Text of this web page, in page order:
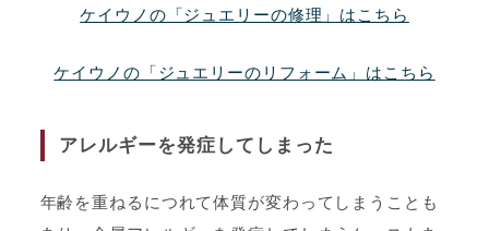
ケイウノの「ジュエリーの修理」はこちら
ケイウノの「ジュエリーのリフォーム」はこちら
アレルギーを発症してしまった
年齢を重ねるにつれて体質が変わってしまうことも